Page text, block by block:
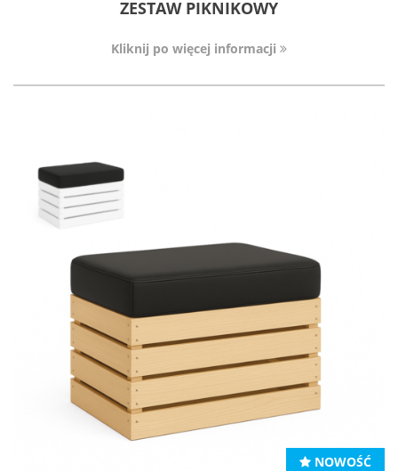
ZESTAW PIKNIKOWY
Kliknij po więcej informacji
NOWOŚĆ